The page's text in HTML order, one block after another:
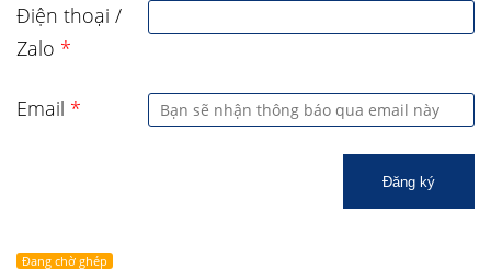
Điện thoại /
Zalo *
Email *
Đăng ký
Đang chờ ghép